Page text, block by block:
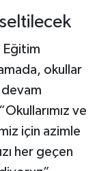
Eğitim
okullar
ve
için azimle
her geçen